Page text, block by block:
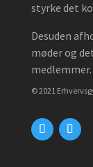
styrke det
Desuden
møder og
medlemmer.
© 2021